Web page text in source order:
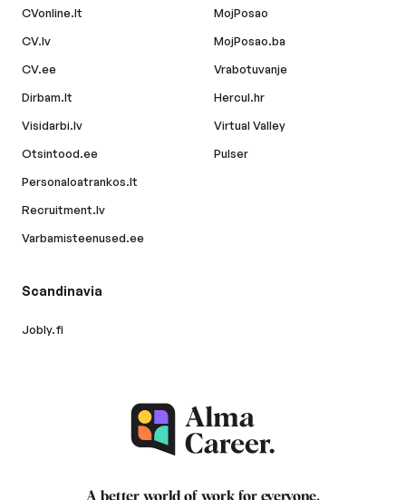
CVonline.lt
CV.lv
CV.ee
Dirbam.lt
Visidarbi.lv
Otsintood.ee
Personaloatrankos.lt
Recruitment.lv
Varbamisteenused.ee
MojPosao
MojPosao.ba
Vrabotuvanje
Hercul.hr
Virtual Valley
Pulser
Scandinavia
Jobly.fi
A better world of work for everyone.